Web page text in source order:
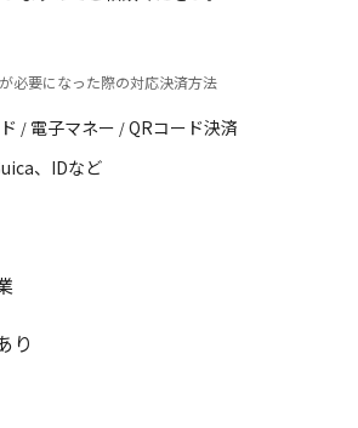
必要になった際の対応決済方法
/ 電子マネー /QRコード決済
、IDなど
り